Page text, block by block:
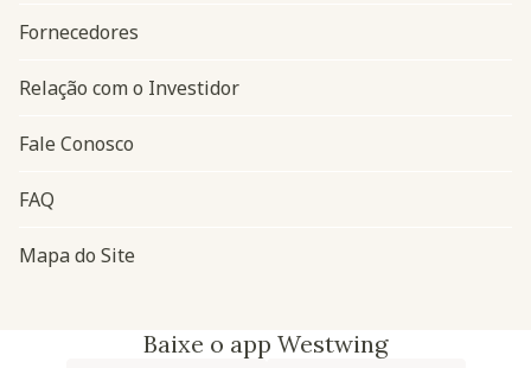
Fornecedores
Relação com o Investidor
Fale Conosco
FAQ
Mapa do Site
Baixe o app Westwing